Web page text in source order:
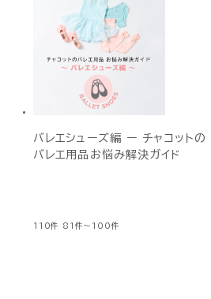
バレエシューズ編 ー チャコットの
バレエ用品お悩み解決ガイド
110件 81件～100件